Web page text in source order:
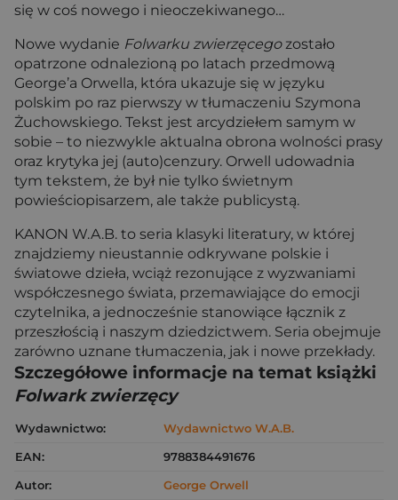
się w coś nowego i nieoczekiwanego…
Nowe wydanie Folwarku zwierzęcegozostało
opatrzone odnalezioną po latach przedmową
George’a Orwella, która ukazuje się w języku
polskim po raz pierwszy w tłumaczeniu Szymona
Żuchowskiego. Tekst jest arcydziełem samym w
sobie – to niezwykle aktualna obrona wolności prasy
oraz krytyka jej (auto)cenzury. Orwell udowadnia
tym tekstem, że był nie tylko świetnym
powieściopisarzem, ale także publicystą.
KANON W.A.B. to seria klasyki literatury, w której
znajdziemy nieustannie odkrywane polskie i
światowe dzieła, wciąż rezonujące z wyzwaniami
współczesnego świata, przemawiające do emocji
czytelnika, a jednocześnie stanowiące łącznik z
przeszłością i naszym dziedzictwem. Seria obejmuje
zarówno uznane tłumaczenia, jak i nowe przekłady.
Szczegółowe informacje na temat książki
Folwark zwierzęcy
Wydawnictwo:
Wydawnictwo W.A.B.
EAN:
9788384491676
Autor:
George Orwell